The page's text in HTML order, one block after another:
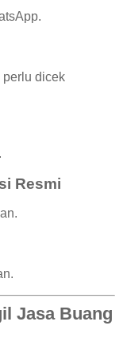
perlu dicek
Resmi
Jasa Buang